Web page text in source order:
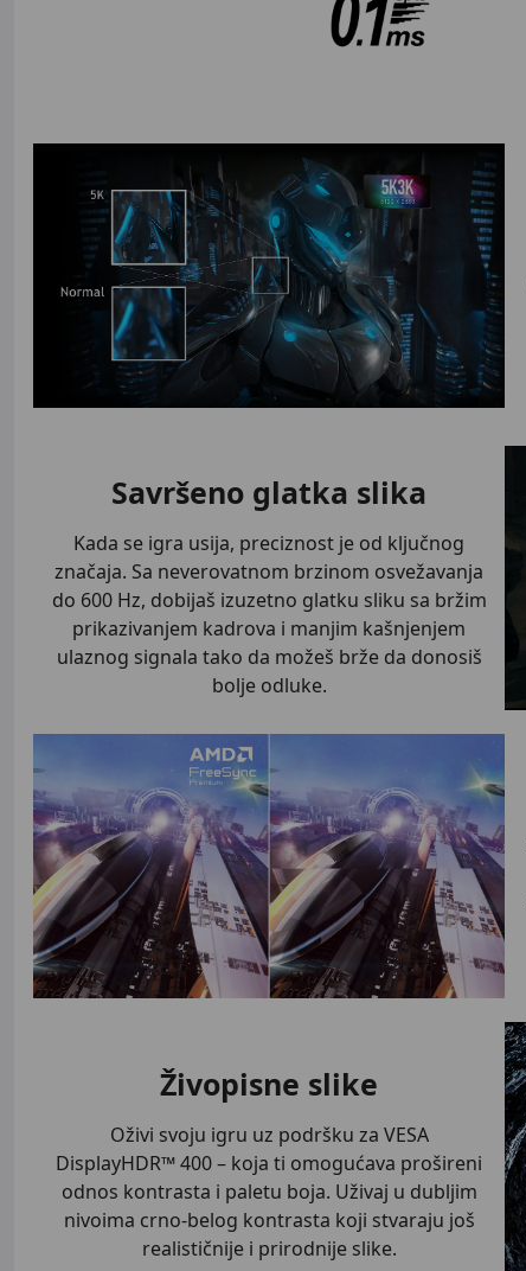
Savršeno glatka slika
Kada se igra usija, preciznost je od ključnog
značaja. Sa neverovatnom brzinom osvežavanja
do 600 Hz, dobijaš izuzetno glatku sliku sa bržim
prikazivanjem kadrova i manjim kašnjenjem
ulaznog signala tako da možeš brže da donosiš
bolje odluke.
Živopisne slike
Oživi svoju igru uz podršku za VESA
DisplayHDR™ 400 – koja ti omogućava prošireni
odnos kontrasta i paletu boja. Uživaj u dubljim
nivoima crno-belog kontrasta koji stvaraju još
realističnije i prirodnije slike.